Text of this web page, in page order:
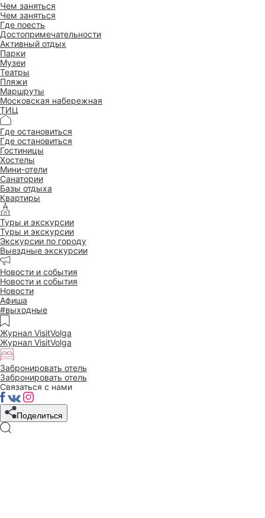
Чем заняться
Чем заняться
Где поесть
Достопримеча­тельности
Активный отдых
Парки
Музеи
Театры
Пляжи
Маршруты
Московская набережная
ТИЦ
Где остановиться
Где остановиться
Гостиницы
Хостелы
Мини-отели
Санатории
Базы отдыха
Квартиры
Туры и экскурсии
Туры и экскурсии
Экскурсии по городу
Выездные экскурсии
Новости и события
Новости и события
Новости
Афиша
#выходные
Журнал VisitVolga
Журнал VisitVolga
Забронировать отель
Забронировать отель
Связаться с нами
Поделиться